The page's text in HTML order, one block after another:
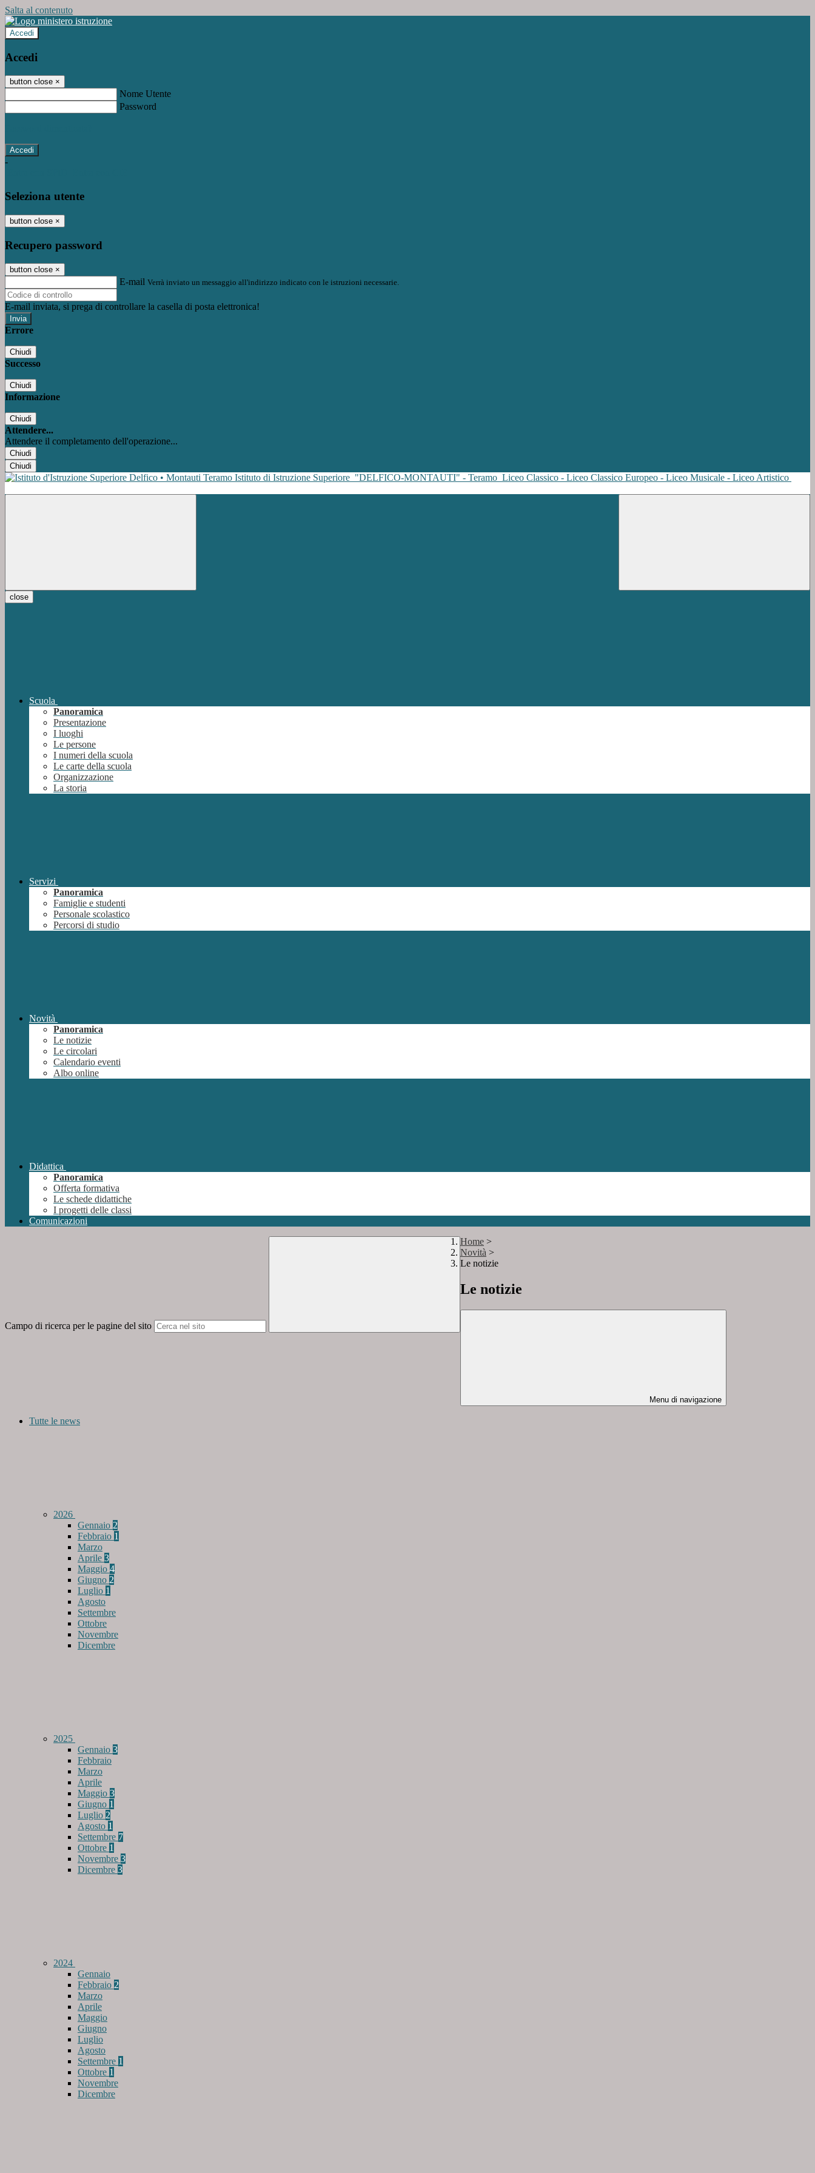
Salta al contenuto
Accedi
Accedi
button close ×
Nome Utente
Password
-
Seleziona utente
button close ×
Recupero password
button close ×
E-mail Verrà inviato un messaggio all'indirizzo indicato con le istruzioni necessarie.
E-mail inviata, si prega di controllare la casella di posta elettronica!
Errore
Chiudi
Successo
Chiudi
Informazione
Chiudi
Attendere...
Attendere il completamento dell'operazione...
Chiudi
Chiudi
Istituto di Istruzione Superiore "DELFICO-MONTAUTI" - Teramo Liceo Classico - Liceo Classico Europeo - Liceo Musicale - Liceo Artistico
close
Scuola
Panoramica
Presentazione
I luoghi
Le persone
I numeri della scuola
Le carte della scuola
Organizzazione
La storia
Servizi
Panoramica
Famiglie e studenti
Personale scolastico
Percorsi di studio
Novità
Panoramica
Le notizie
Le circolari
Calendario eventi
Albo online
Didattica
Panoramica
Offerta formativa
Le schede didattiche
I progetti delle classi
Comunicazioni
Campo di ricerca per le pagine del sito
Home >
Novità >
Le notizie
Le notizie
Menu di navigazione
Tutte le news
2026
Gennaio 2
Febbraio 1
Marzo
Aprile 3
Maggio 4
Giugno 2
Luglio 1
Agosto
Settembre
Ottobre
Novembre
Dicembre
2025
Gennaio 3
Febbraio
Marzo
Aprile
Maggio 3
Giugno 1
Luglio 2
Agosto 1
Settembre 7
Ottobre 1
Novembre 3
Dicembre 3
2024
Gennaio
Febbraio 2
Marzo
Aprile
Maggio
Giugno
Luglio
Agosto
Settembre 1
Ottobre 1
Novembre
Dicembre